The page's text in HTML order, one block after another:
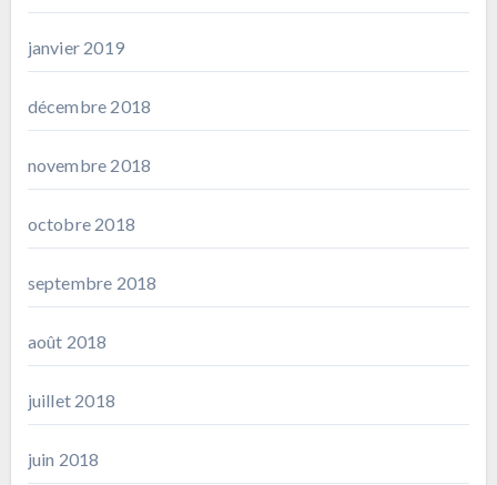
janvier 2019
décembre 2018
novembre 2018
octobre 2018
septembre 2018
août 2018
juillet 2018
juin 2018